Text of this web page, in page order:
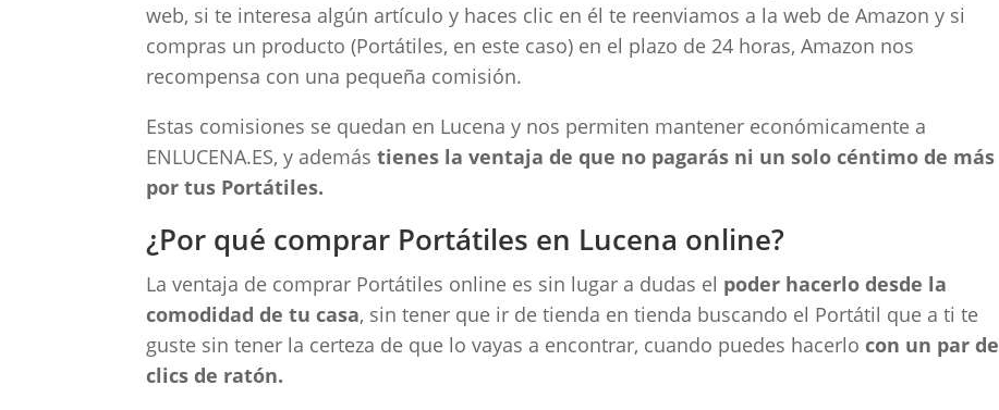
web, si te interesa algún artículo y haces clic en él te reenviamos a la web de Amazon y si
compras un producto (Portátiles, en este caso) en el plazo de 24 horas, Amazon nos
recompensa con una pequeña comisión.
Estas comisiones se quedan en Lucena y nos permiten mantener económicamente a
ENLUCENA.ES, y ademástienes la ventaja de que no pagarás ni un solo céntimo de más
por tus Portátiles.
¿Por qué comprar Portátiles en Lucena online?
La ventaja de comprar Portátiles online es sin lugar a dudas el poder hacerlo desde la
comodidad de tu casa, sin tener que ir de tienda en tienda buscando el Portátil que a ti te
guste sin tener la certeza de que lo vayas a encontrar, cuando puedes hacerlocon un par de
clics de ratón.